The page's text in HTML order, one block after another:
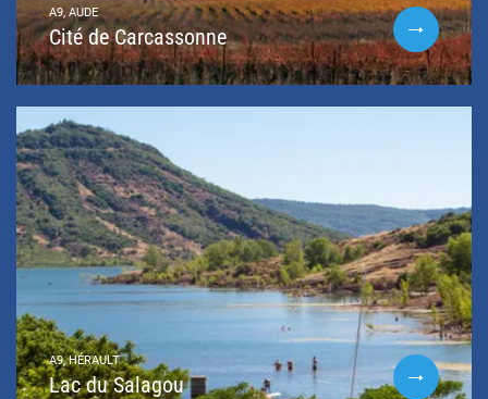
A9, AUDE
Cité de Carcassonne
A9, HÉRAULT
Lac du Salagou